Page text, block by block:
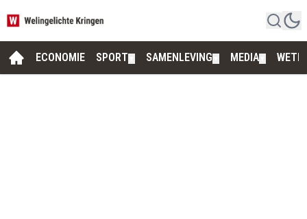
ECONOMIE SPORT SAMENLEVING MEDIA